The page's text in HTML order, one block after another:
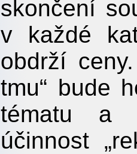
skončení
v každé
obdrží
tmu“ bude
tématu a
účinnost